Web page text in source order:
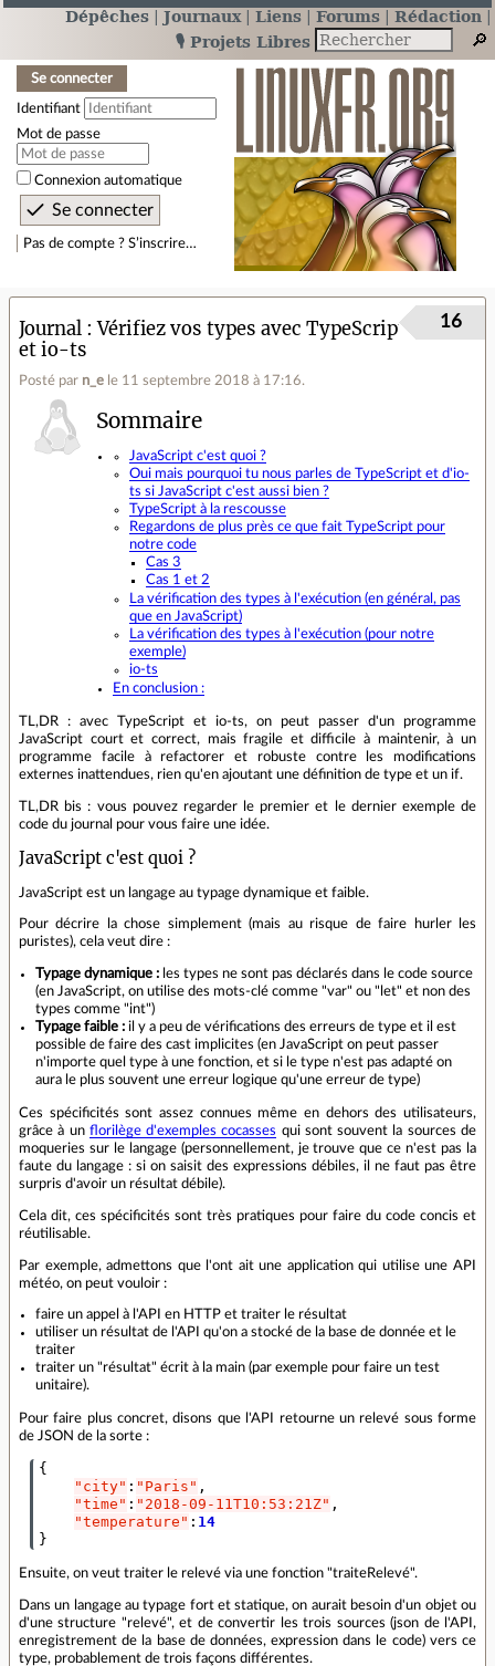
Dépêches Journaux Liens Forums
Rédaction
🎙️ Projets Libres
Se connecter
Identifiant
Mot de passe
Connexion automatique
Pas de compte ? S’inscrire…
Journal
Vérifiez vos types avec TypeScript
et io-ts
Posté par n_e le 11 septembre 2018 à 17:16.
16
Sommaire
JavaScript c'est quoi ?
Oui mais pourquoi tu nous parles de TypeScript et d'io-
ts si JavaScript c'est aussi bien ?
TypeScript à la rescousse
Regardons de plus près ce que fait TypeScript pour
notre code
Cas 3
Cas 1 et 2
La vérification des types à l'exécution (en général, pas
que en JavaScript)
La vérification des types à l'exécution (pour notre
exemple)
io-ts
En conclusion :
TL,DR : avec TypeScript et io-ts, on peut passer d'un programme
JavaScript court et correct, mais fragile et difficile à maintenir, à un
programme facile à refactorer et robuste contre les modifications
externes inattendues, rien qu'en ajoutant une définition de type et un if.
TL,DR bis : vous pouvez regarder le premier et le dernier exemple de
code du journal pour vous faire une idée.
JavaScript c'est quoi ?
JavaScript est un langage au typage dynamique et faible.
Pour décrire la chose simplement (mais au risque de faire hurler les
puristes), cela veut dire :
Typage dynamique : les types ne sont pas déclarés dans le code source
(en JavaScript, on utilise des mots-clé comme "var" ou "let" et non des
types comme "int")
Typage faible : il y a peu de vérifications des erreurs de type et il est
possible de faire des cast implicites (en JavaScript on peut passer
n'importe quel type à une fonction, et si le type n'est pas adapté on
aura le plus souvent une erreur logique qu'une erreur de type)
Ces spécificités sont assez connues même en dehors des utilisateurs,
grâce à un florilège d'exemples cocasses qui sont souvent la sources de
moqueries sur le langage (personnellement, je trouve que ce n'est pas la
faute du langage : si on saisit des expressions débiles, il ne faut pas être
surpris d'avoir un résultat débile).
Cela dit, ces spécificités sont très pratiques pour faire du code concis et
réutilisable.
Par exemple, admettons que l'ont ait une application qui utilise une API
météo, on peut vouloir :
faire un appel à l'API en HTTP et traiter le résultat
utiliser un résultat de l'API qu'on a stocké de la base de donnée et le
traiter
traiter un "résultat" écrit à la main (par exemple pour faire un test
unitaire).
Pour faire plus concret, disons que l'API retourne un relevé sous forme
de JSON de la sorte :
{
"city" : "Paris" ,
"time" : "2018-09-11T10:53:21Z" ,
"temperature" : 14
}
Ensuite, on veut traiter le relevé via une fonction "traiteRelevé".
Dans un langage au typage fort et statique, on aurait besoin d'un objet ou
d'une structure "relevé", et de convertir les trois sources (json de l'API,
enregistrement de la base de données, expression dans le code) vers ce
type, probablement de trois façons différentes.